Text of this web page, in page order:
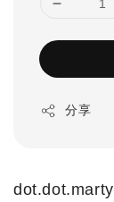
分享
dot.dot.marty